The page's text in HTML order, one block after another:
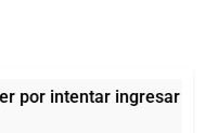
intentar ingresar